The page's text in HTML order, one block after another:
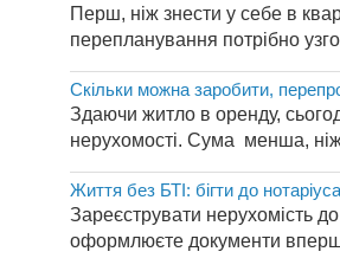
Перш, ніж знести у себе в
перепланування потрібно
Скільки можна заробити,
Здаючи житло в оренду,
нерухомості. Сума менша,
Життя без БТІ: бігти до
Зареєструвати нерухомість
оформлюєте документи